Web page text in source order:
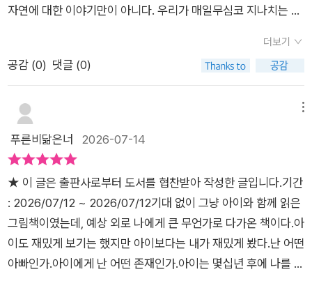
요.아이에게는 상상하고 꿈꾸는 용기를, 어른에게는 아이의 말을
귀 기울여 들어야 하는 이유를 알려 주는 책입니다. 읽고 나면 우
리 주변의 평범한 장소도 조금 다르게 보이고, 지금 내가 심을 수
들지 못해도 괜찮아요. 오늘의 작은 상상과 따뜻한 행동 하나가
언젠가 누군가에게 쉼터가 되고, 더 넓은 숲으로 자랄 수 있다는
믿음을 전해 주는 아름다운 그림책이었습니다.
그래서 어느 날에 아빠를 따라 외쳤어요. 과거의 일은 아빠가 모
조리 알고 계셔서 미래형으로요 ㅎ “111년 후 이 자리에는 커다란
삼나무가 자랄 거예요!” 우리 에디트를 잘 키우는데도 온 마을이
예언을 전했어요. 사장은 자기 친구에게 이야기했고 친구는 사촌
에게, 사촌은 미용사에게... 두루 전달하다가 마침내 산림 감시원
에게 소식이 닿았어요!​그렇게 삼나무 씨앗 한 알이 에디트 눈 앞
에 나타납니다! 모녀는 콘크리트 마을 사람들이 모두 잠든 밤에
씨앗을 심어요. 삼나무가 잘 자라는지 확인도 하고 나무가 커다랗
게 자라는 날 쉬어가기도 편하게 “벤치가 있었으면 좋겠어요.” 했
더니 또 벤치가 뚝딱! 생깁니다. 꿈은 말하고 움직이면 이루어지
는 건가봐요! ​신이 난 에디트는 마을에서 큰 사람이 되면 나무를
더 많이 심을 수 있겠구나! 생각하고 열심히 공부해서 정말 양귀
자연에 대한 이야기만이 아니다. 우리가 매일무심코 지나치는 장
습으로 변할 수 있다는 사실을아이의 눈높이에서 따뜻하게 들려
준다.주인공 에디트는 아빠와 함께 동네를걸으며 여러 장소에 담
년 전에는 울창한 숲이었고, 쓰레기장이있는 곳은 공룡이 지나갔
을지 모른다는장면이 인상 깊었다.​과거와 현재를 넘나들며 아이
가 자연스럽게상상할 수 있어서 더욱 마음에 든다. 그리고무엇보
숲으로 변하고 늑대와 다양한 동물들이 나타나기도하고 티라노
사우루스가 나타나는 장면은시선을 확 끌었다.​이 책은 글보다 그
림을 통해 전하는 이야기가 많아서 아이도 부담 없이 읽었고'정말
111년 후에 커다란 삼나무가 자랄까?'라며 질문하기도 했다.​저자
는 환경보호를 직접적으로 전하지는않는다. 대신 시간이 흐르면
더보기
공감 (0) 댓글 (0)
푸른비닮은너 2026-07-14
​​★ 이 글은 출판사로부터 도서를 협찬받아 작성한 글입니다.​​기간
: 2026/07/12 ~ 2026/07/12​​기대 없이 그냥 아이와 함께 읽은
그림책이였는데, 예상 외로 나에게 큰 무언가로 다가온 책이다.아
이도 재밌게 보기는 했지만 아이보다는 내가 재밌게 봤다.​난 어떤
아빠인가.아이에게 난 어떤 존재인가.아이는 몇십년 후에 나를 어